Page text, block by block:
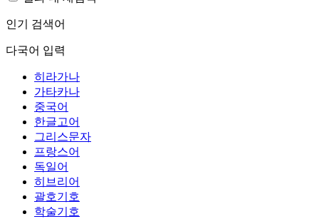
인기 검색어
다국어 입력
히라가나
가타카나
중국어
한글고어
그리스문자
프랑스어
독일어
히브리어
괄호기호
학술기호